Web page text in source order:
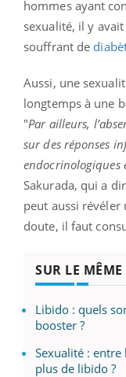
hommes ayant
sexualité, il y
souffrant de
Aussi, une
longtemps à une
"Par ailleurs,
sur des réponses
endocrinologiques
Sakurada, qui a
peut aussi révéler
doute, il faut
SUR LE MÊME
Libido : quels
booster ?
Sexualité :
plus de libido ?